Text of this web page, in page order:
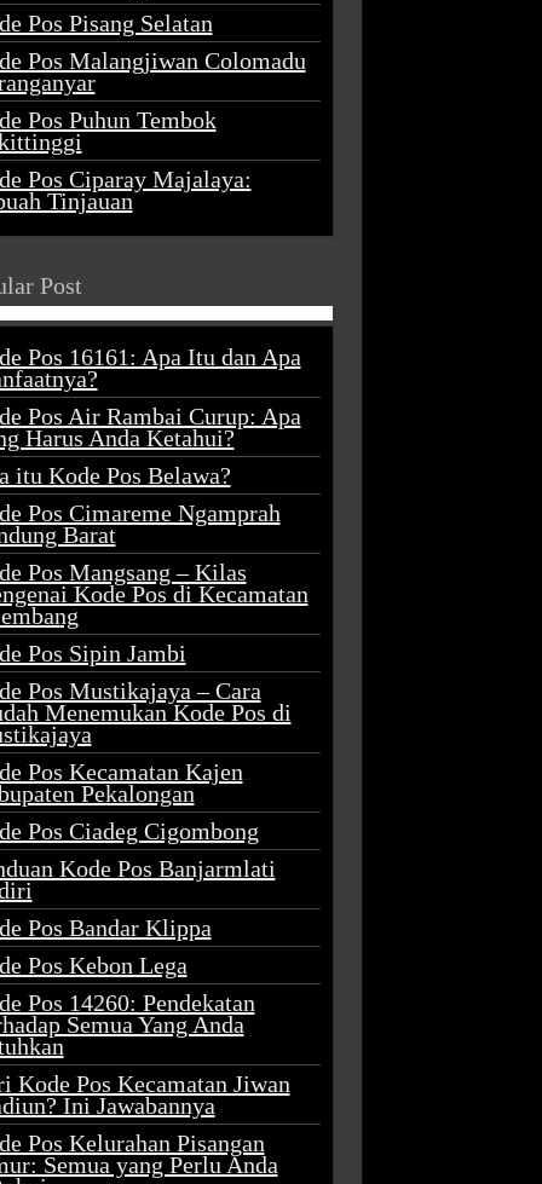
Pos Pisang Selatan
Pos Malangjiwan Colomadu
Pos Puhun Tembok
Pos Ciparay Majalaya:
Tinjauan
Post
Pos 16161: Apa Itu dan Apa
Pos Air Rambai Curup: Apa
Harus Anda Ketahui?
itu Kode Pos Belawa?
Pos Cimareme Ngamprah
Barat
Pos Mangsang – Kilas
Kode Pos di Kecamatan
Pos Sipin Jambi
Pos Mustikajaya – Cara
Menemukan Kode Pos di
Pos Kecamatan Kajen
Pekalongan
Pos Ciadeg Cigombong
Kode Pos Banjarmlati
Pos Bandar Klippa
Pos Kebon Lega
Pos 14260: Pendekatan
Semua Yang Anda
Kode Pos Kecamatan Jiwan
Ini Jawabannya
Pos Kelurahan Pisangan
Semua yang Perlu Anda